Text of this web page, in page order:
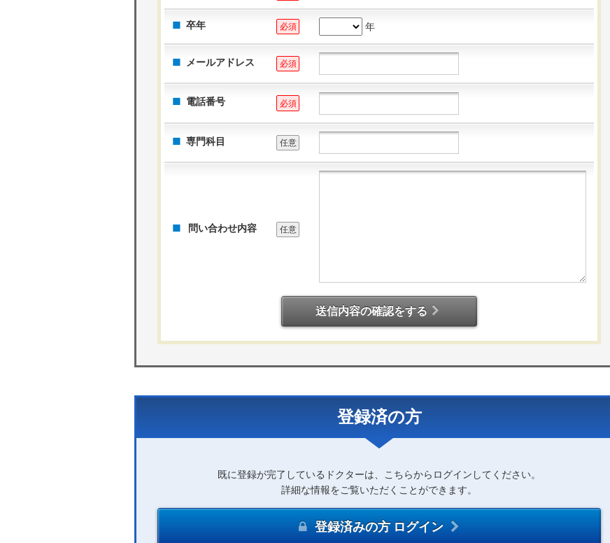
卒年 必須 年
メールアドレス 必須
電話番号 必須
専門科目 任意
問い合わせ内容 任意
送信内容の確認をする
登録済の方
既に登録が完了しているドクターは、こちらからログインしてください。
詳細な情報をご覧いただくことができます。
登録済みの方 ログイン